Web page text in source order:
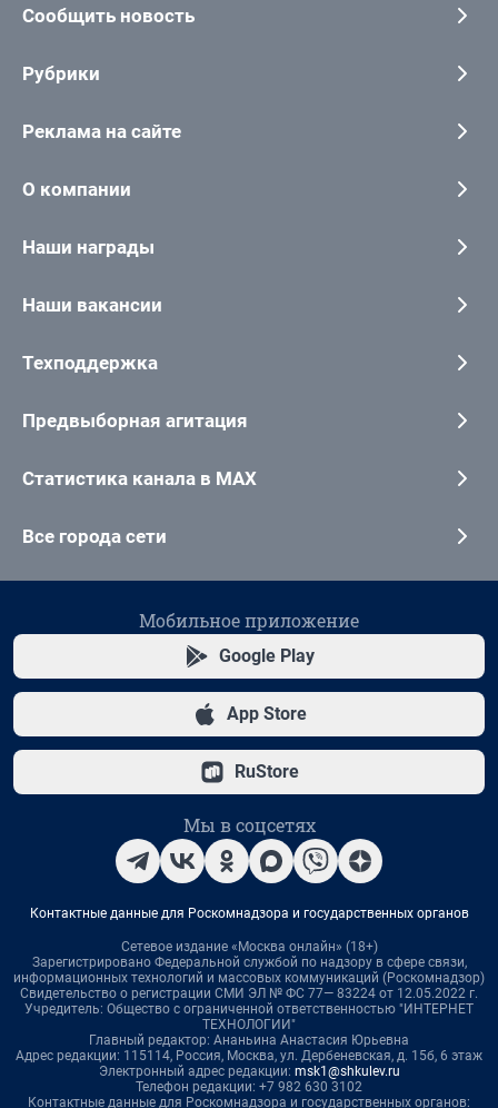
Сообщить новость
Рубрики
Реклама на сайте
О компании
Наши награды
Наши вакансии
Техподдержка
Предвыборная агитация
Статистика канала в MAX
Все города сети
Мобильное приложение
Google Play
App Store
RuStore
Мы в соцсетях
Контактные данные для Роскомнадзора и государственных органов
Сетевое издание «Москва онлайн» (18+)
Зарегистрировано Федеральной службой по надзору в сфере связи,
информационных технологий и массовых коммуникаций (Роскомнадзор)
Свидетельство о регистрации СМИ ЭЛ № ФС 77— 83224 от 12.05.2022 г.
Учредитель: Общество с ограниченной ответственностью "ИНТЕРНЕТ
ТЕХНОЛОГИИ"
Главный редактор: Ананьина Анастасия Юрьевна
Адрес редакции: 115114, Россия, Москва, ул. Дербеневская, д. 15б, 6 этаж
Электронный адрес редакции: msk1@shkulev.ru
Телефон редакции: +7 982 630 3102
Контактные данные для Роскомнадзора и государственных органов: